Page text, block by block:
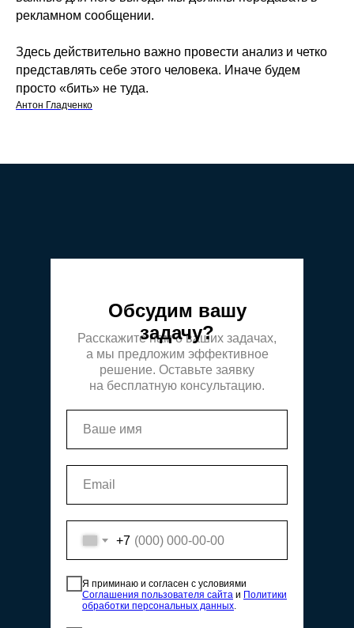
рекламном сообщении.
Здесь действительно важно провести анализ и четко
представлять себе этого человека. Иначе будем
просто «бить» не туда.
Антон Гладченко
Обсудим вашу
задачу?
Расскажите нам о ваших задачах,
а мы предложим эффективное
решение. Оставьте заявку
на бесплатную консультацию.
+7
Я приминаю и согласен с условиями
Соглашения пользователя сайта и Политики
обработки персональных данных.